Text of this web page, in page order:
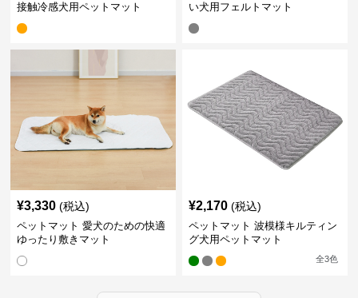
接触冷感犬用ペットマット
い犬用フェルトマット
¥3,330 (税込)
ペットマット 愛犬のための快適
ゆったり敷きマット
¥2,170 (税込)
ペットマット 波模様キルティン
グ犬用ペットマット
全3色